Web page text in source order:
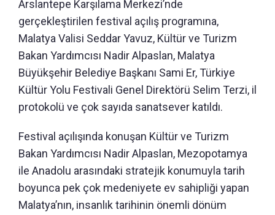
Arslantepe Karşılama Merkezi’nde
gerçekleştirilen festival açılış programına,
Malatya Valisi Seddar Yavuz, Kültür ve Turizm
Bakan Yardımcısı Nadir Alpaslan, Malatya
Büyükşehir Belediye Başkanı Sami Er, Türkiye
Kültür Yolu Festivali Genel Direktörü Selim Terzi, il
protokolü ve çok sayıda sanatsever katıldı.
Festival açılışında konuşan Kültür ve Turizm
Bakan Yardımcısı Nadir Alpaslan, Mezopotamya
ile Anadolu arasındaki stratejik konumuyla tarih
boyunca pek çok medeniyete ev sahipliği yapan
Malatya’nın, insanlık tarihinin önemli dönüm